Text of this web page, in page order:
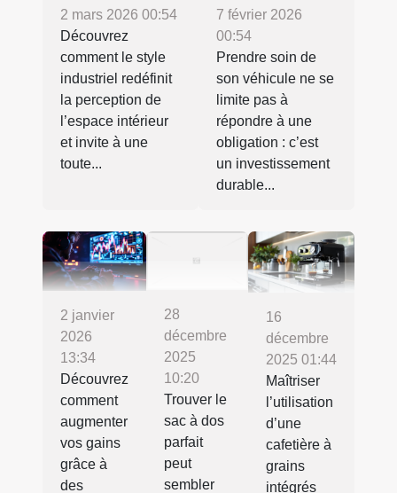
2 mars 2026 00:54
Découvrez
comment le style
industriel redéfinit
la perception de
l’espace intérieur
et invite à une
toute...
7 février 2026
00:54
Prendre soin de
son véhicule ne se
limite pas à
répondre à une
obligation : c’est
un investissement
durable...
2 janvier
2026
13:34
Découvrez
comment
augmenter
vos gains
grâce à
des
28
décembre
2025
10:20
Trouver le
sac à dos
parfait
peut
sembler
16
décembre
2025 01:44
Maîtriser
l’utilisation
d’une
cafetière à
grains
intégrés